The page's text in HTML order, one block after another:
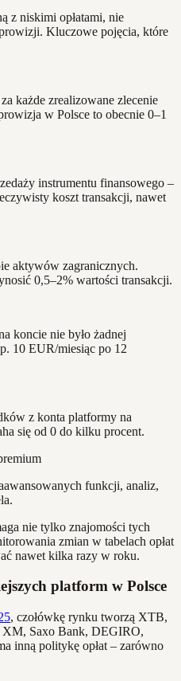
z niskimi opłatami, nie
Kluczowe pojęcia, które
każde zrealizowane zlecenie
w Polsce to obecnie 0–1
instrumentu finansowego –
koszt transakcji, nawet
aktywów zagranicznych.
0,5–2% wartości transakcji.
koncie nie było żadnej
10 EUR/miesiąc po 12
z konta platformy na
się od 0 do kilku procent.
funkcji, analiz,
nie tylko znajomości tych
zmian w tabelach opłat
nawet kilka razy w roku.
platform w Polsce
, czołówkę rynku tworzą XTB,
XM, Saxo Bank, DEGIRO,
inną politykę opłat – zarówno